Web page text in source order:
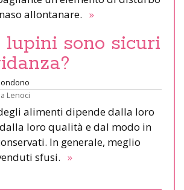
allontanare. »
lupini sono sicuri
Lenoci
alimenti dipende dalla loro
loro qualità e dal modo in
In generale, meglio
sfusi. »